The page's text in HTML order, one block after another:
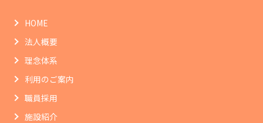
HOME
法人概要
理念体系
利用のご案内
職員採用
施設紹介